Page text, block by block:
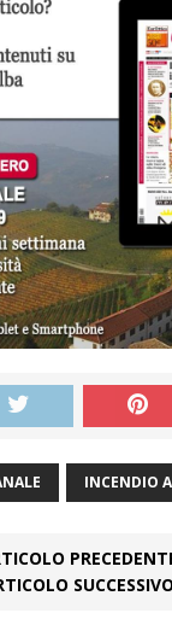
INCENDIO
SUCCESSIVO